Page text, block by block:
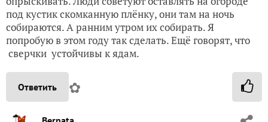
под кустик скомканную плёнку, они там на ночь
собираются. А ранним утром их собирать. Я
попробую в этом году так сделать. Ещё говорят, что
сверчки устойчивы к ядам.
Ответить ✿